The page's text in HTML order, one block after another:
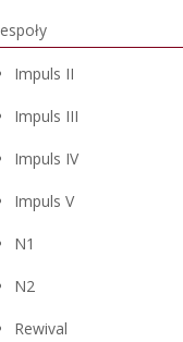
Impuls II
Impuls III
Impuls IV
Impuls V
N1
N2
Rewival